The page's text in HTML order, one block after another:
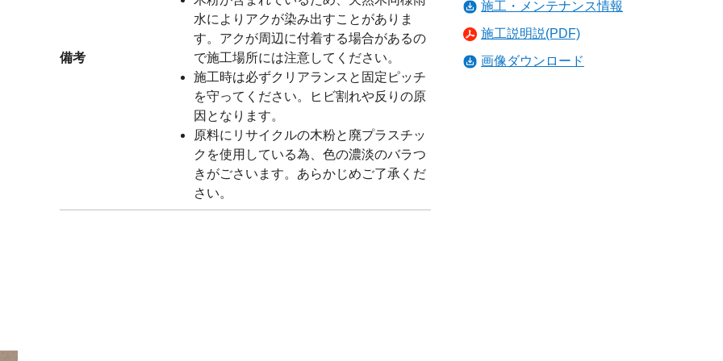
備考
水によりアクが染み出すことがありま
す。アクが周辺に付着する場合があるの
で施工場所には注意してください。
施工時は必ずクリアランスと固定ピッチ
を守ってください。ヒビ割れや反りの原
因となります。
原料にリサイクルの木粉と廃プラスチッ
クを使用している為、色の濃淡のバラつ
きがごさいます。あらかじめご了承くだ
さい。
施工・メンテナンス情報
施工説明説(PDF)
画像ダウンロード